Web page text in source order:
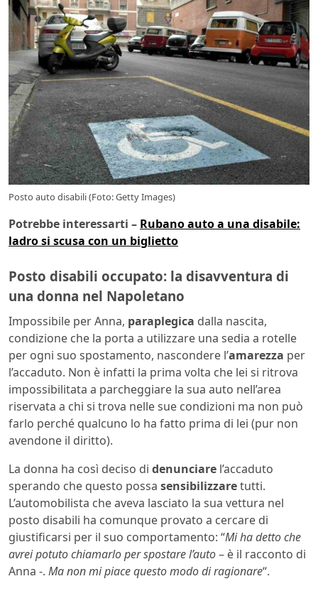
Posto auto disabili (Foto: Getty Images)
Potrebbe interessarti – Rubano auto a una disabile:
ladro si scusa con un biglietto
Posto disabili occupato: la disavventura di
una donna nel Napoletano
Impossibile per Anna, paraplegica dalla nascita,
condizione che la porta a utilizzare una sedia a rotelle
per ogni suo spostamento, nascondere l’amarezza per
l’accaduto. Non è infatti la prima volta che lei si ritrova
impossibilitata a parcheggiare la sua auto nell’area
riservata a chi si trova nelle sue condizioni ma non può
farlo perché qualcuno lo ha fatto prima di lei (pur non
avendone il diritto).
La donna ha così deciso di denunciare l’accaduto
sperando che questo possa sensibilizzaretutti.
L’automobilista che aveva lasciato la sua vettura nel
posto disabili ha comunque provato a cercare di
giustificarsi per il suo comportamento: “Mi ha detto che
avrei potuto chiamarlo per spostare l’auto– è il racconto di
Anna -. Ma non mi piace questo modo di ragionare“.